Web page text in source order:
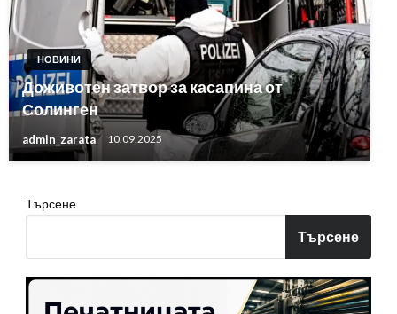
НОВИНИ
Доживотен затвор за касапина от
Солинген
admin_zarata 10.09.2025
Търсене
Търсене